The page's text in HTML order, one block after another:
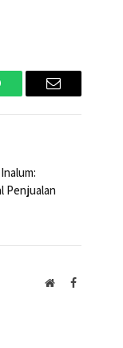
Email
Penjualan
WebsiteFacebook